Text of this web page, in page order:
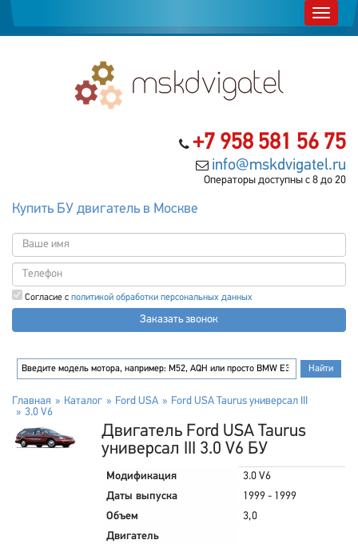
+7 958 581 56 75
info@mskdvigatel.ru
Операторы доступны с 8 до 20
Купить БУ двигатель в Москве
Согласие с политикой обработки персональных данных
Заказать звонок
Главная Каталог Ford USA
Ford USA Taurus универсал III
3.0 V6
Двигатель Ford USA Taurus
универсал III 3.0 V6 БУ
Модификация
3.0 V6
Даты выпуска
1999 - 1999
Объем
3,0
Двигатель